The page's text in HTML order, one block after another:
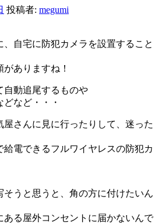
投稿者: megumi
自宅に防犯カメラを設置すること
ありますね！
自動追尾するものや
など・・・
屋さんに見に行ったりして、迷った
電できるフルワイヤレスの防犯カ
うと思うと、角の方に付けたいん
ある屋外コンセントに届かないんで